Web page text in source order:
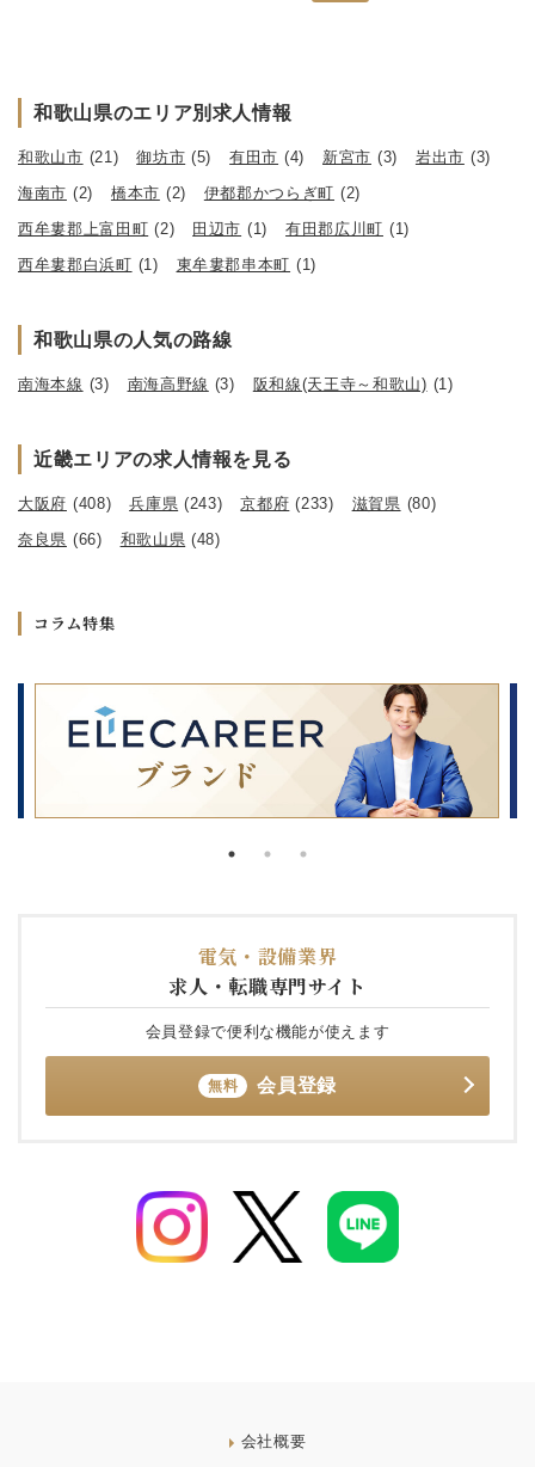
和歌山県のエリア別求人情報
和歌山市 (21) 御坊市 (5) 有田市 (4) 新宮市 (3) 岩出市 (3)
海南市 (2) 橋本市 (2) 伊都郡かつらぎ町 (2)
西牟婁郡上富田町 (2) 田辺市 (1) 有田郡広川町 (1)
西牟婁郡白浜町 (1) 東牟婁郡串本町 (1)
和歌山県の人気の路線
南海本線 (3) 南海高野線 (3) 阪和線(天王寺～和歌山) (1)
近畿エリアの求人情報を見る
大阪府 (408) 兵庫県 (243) 京都府 (233) 滋賀県 (80)
奈良県 (66) 和歌山県 (48)
コラム特集
電気・設備業界
求人・転職専門サイト
会員登録で便利な機能が使えます
無料 会員登録
会社概要